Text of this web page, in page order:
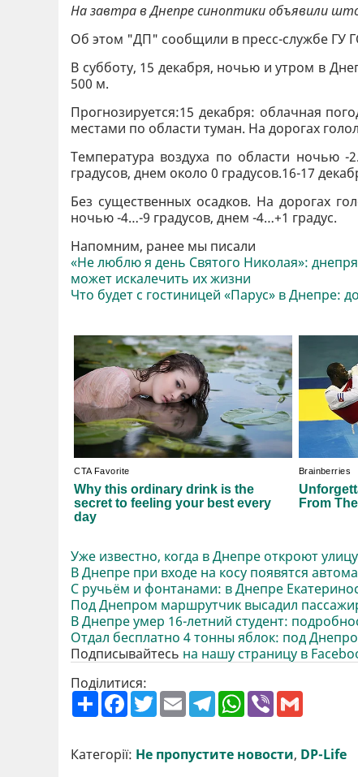
На завтра в Днепре синоптики объявили
Об этом "ДП" сообщили в пресс-службе ГУ
В субботу, 15 декабря, ночью и утром в
500 м.
Прогнозируется:15 декабря: облачная
местами по области туман. На дорогах
Температура воздуха по области ночью
градусов, днем около 0 градусов.16-17
Без существенных осадков. На дорогах
ночью -4…-9 градусов, днем -4…+1 градус.
Напомним, ранее мы писали
«Не люблю я день Святого Николая»:
может искалечить их жизни
Что будет с гостиницей «Парус» в Днепре:
Уже известно, когда в Днепре откроют
В Днепре при входе на косу появятся
С ручьём и фонтанами: в Днепре
Под Днепром маршрутчик высадил
В Днепре умер 16-летний студент:
Отдал бесплатно 4 тонны яблок: под
Подписывайтесь на нашу страницу в
Поділитися:
П
о
р
и
F
a
b
o
T
w
t
e
E
m
l
T
e
g
r
W
h
s
A
V
r l
Категорії: Не пропустите новости, DP-Life